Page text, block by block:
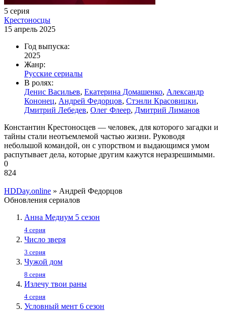
5 серия
Крестоносцы
15 апрель 2025
Год выпуска:
2025
Жанр:
Русские сериалы
В ролях:
Денис Васильев, Екатерина Домашенко, Александр
Кононец, Андрей Федорцов, Стэнли Красовицки,
Дмитрий Лебедев, Олег Флеер, Дмитрий Лиманов
Константин Крестоносцев — человек, для которого загадки и
тайны стали неотъемлемой частью жизни. Руководя
небольшой командой, он с упорством и выдающимся умом
распутывает дела, которые другим кажутся неразрешимыми.
0
824
HDDay.online » Андрей Федорцов
Обновления сериалов
Анна Медиум 5 сезон
4 серия
Число зверя
3 серия
Чужой дом
8 серия
Излечу твои раны
4 серия
Условный мент 6 сезон